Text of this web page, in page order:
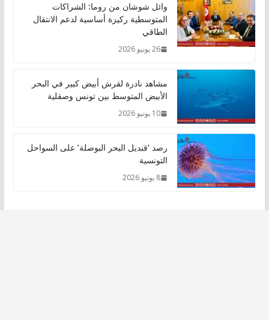
وائل شوشان من روما: الشراكات
المتوسطية ركيزة أساسية لدعم الانتقال
الطاقي
26 يونيو 2026
مشاهد نادرة لقرش أبيض كبير في البحر
الأبيض المتوسط بين تونس وصقلية
10 يونيو 2026
رصد ‘قنديل البحر البوصلة’ على السواحل
التونسية
8 يونيو 2026